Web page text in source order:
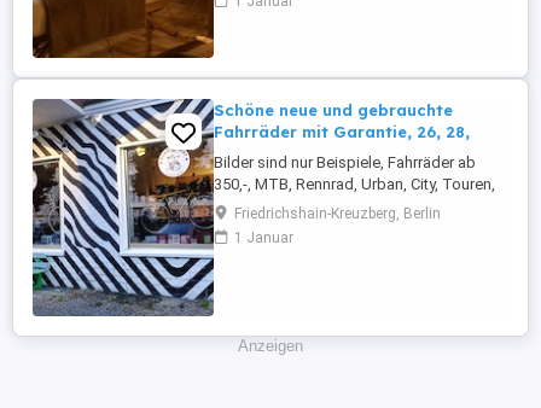
direkt in Ihrem vertrauten Zuhause an. Ich
kräftigere Griffe bei hartnäckigen
Verspannungen. ...
Schöne neue und gebrauchte
Fahrräder mit Garantie, 26, 28,
Bilder sind nur Beispiele, Fahrräder ab
350,-, MTB, Rennrad, Urban, City, Touren,
Gravel, Trekking usw. Ob moderne
gebrauchte Räder oder Klassische
Mountain bikes, vintage die z.T. aussehen
Friedrichshain-Kreuzberg, Berlin
1 Januar
Anzeigen